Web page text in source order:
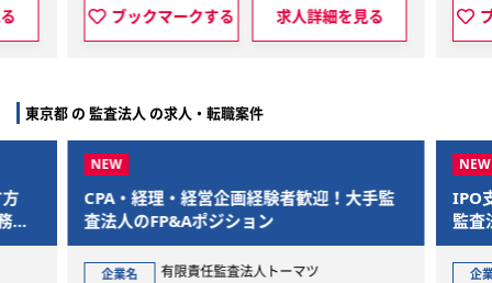
ブックマークする 求人詳細を見る
東京都 の 監査法人 の求人・転職案件
で
CPA・経理・経営企画経験者歓迎！大手監
査法人のFP&Aポジション
企業名 有限責任監査法人トーマツ
IPO
監査
企